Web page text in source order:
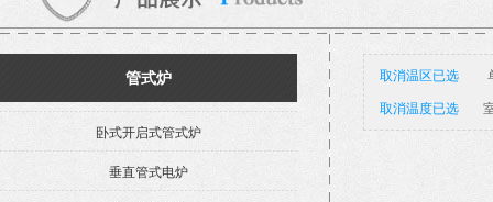
管式炉
卧式开启式管式炉
垂直管式电炉
取消温区已选
取消温度已选